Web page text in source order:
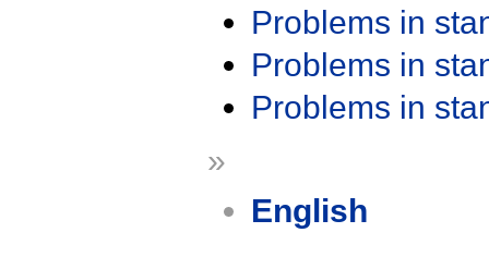
Problems in
Problems in
Problems in
»
English